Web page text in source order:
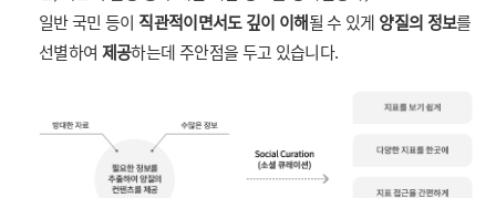
일반 국민 등이 직관적이면서도 깊이 이해될 수 있게 양질의 정보를
선별하여 제공하는데 주안점을 두고 있습니다.